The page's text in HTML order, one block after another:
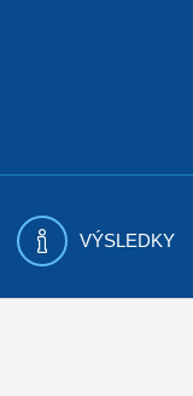
VÝSLEDKY